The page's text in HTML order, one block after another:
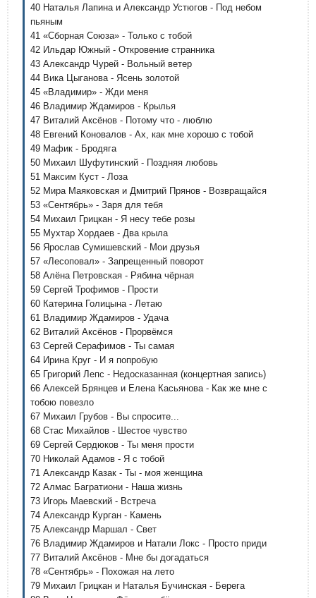
40 Наталья Лапина и Александр Устюгов - Под небом
пьяным
41 «Сборная Союза» - Только с тобой
42 Ильдар Южный - Откровение странника
43 Александр Чурей - Вольный ветер
44 Вика Цыганова - Ясень золотой
45 «Владимир» - Жди меня
46 Владимир Ждамиров - Крылья
47 Виталий Аксёнов - Потому что - люблю
48 Евгений Коновалов - Ах, как мне хорошо с тобой
49 Мафик - Бродяга
50 Михаил Шуфутинский - Поздняя любовь
51 Максим Куст - Лоза
52 Мира Маяковская и Дмитрий Прянов - Возвращайся
53 «Сентябрь» - Заря для тебя
54 Михаил Грицкан - Я несу тебе розы
55 Мухтар Хордаев - Два крыла
56 Ярослав Сумишевский - Мои друзья
57 «Лесоповал» - Запрещенный поворот
58 Алёна Петровская - Рябина чёрная
59 Сергей Трофимов - Прости
60 Катерина Голицына - Летаю
61 Владимир Ждамиров - Удача
62 Виталий Аксёнов - Прорвёмся
63 Сергей Серафимов - Ты самая
64 Ирина Круг - И я попробую
65 Григорий Лепс - Недосказанная (концертная запись)
66 Алексей Брянцев и Елена Касьянова - Как же мне с
тобою повезло
67 Михаил Грубов - Вы спросите...
68 Стас Михайлов - Шестое чувство
69 Сергей Сердюков - Ты меня прости
70 Николай Адамов - Я с тобой
71 Александр Казак - Ты - моя женщина
72 Алмас Багратиони - Наша жизнь
73 Игорь Маевский - Встреча
74 Александр Курган - Камень
75 Александр Маршал - Свет
76 Владимир Ждамиров и Натали Локс - Просто приди
77 Виталий Аксёнов - Мне бы догадаться
78 «Сентябрь» - Похожая на лето
79 Михаил Грицкан и Наталья Бучинская - Берега